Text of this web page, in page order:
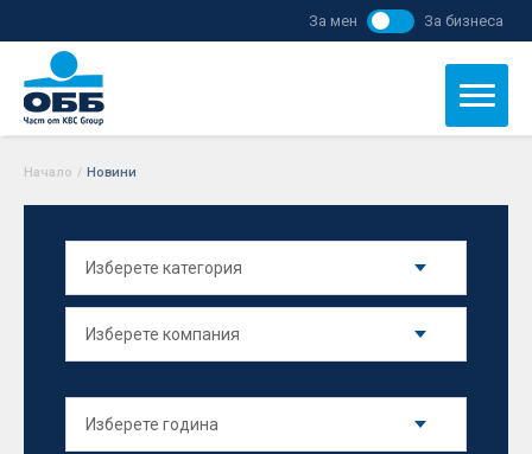
За мен За бизнеса
Начало / Новини